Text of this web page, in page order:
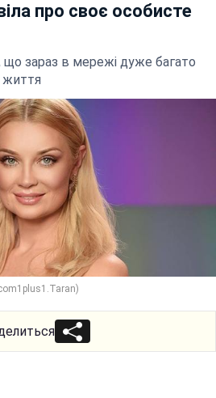
про своє особисте
що зараз в мережі дуже багато
життя